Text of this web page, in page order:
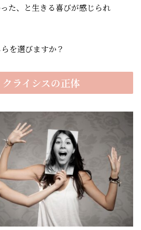
た、と生きる喜びが感じられ
を選びますか？
ライシスの正体